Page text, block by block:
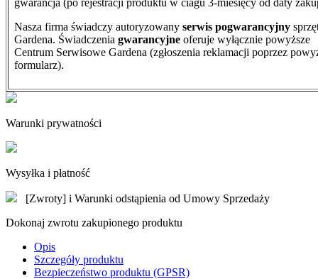
Nasza firma świadczy autoryzowany serwis pogwarancyjny
Gardena. Świadczenia gwarancyjne oferuje wyłącznie powyższe
Centrum Serwisowe Gardena (zgłoszenia reklamacji poprzez
formularz).
Warunki prywatności
Wysyłka i płatność
[Zwroty] i Warunki odstąpienia od Umowy Sprzedaży
Dokonaj zwrotu zakupionego produktu
Opis
Szczegóły produktu
Bezpieczeństwo produktu (GPSR)